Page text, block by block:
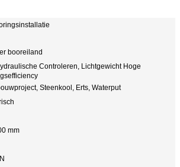
booreiland
Controleren, Lichtgewicht Hoge
Steenkool, Erts, Waterput
mm